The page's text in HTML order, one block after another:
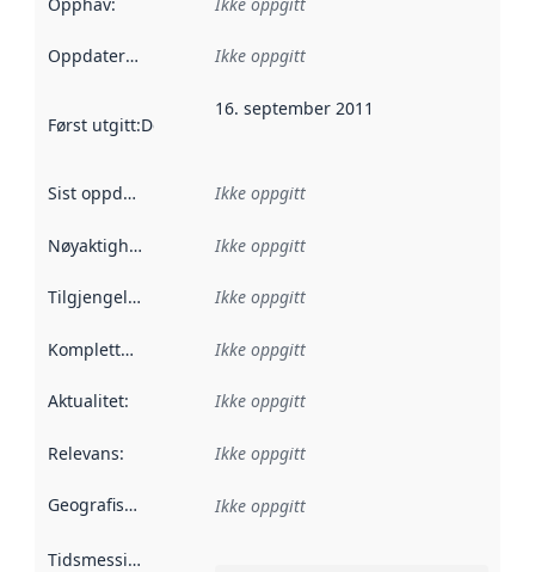
Oppdateringsfrekvens :
Ikke oppgitt
Først utgitt:Denne datoen sier når dataene i dette
16. september 2011
Sist oppdatert Ikke oppgitt
Nøyaktighet Ikke oppgitt
Tilgjengelighet Ikke oppgitt
Kompletthet Ikke oppgitt
Aktualitet: Ikke oppgitt
Relevans: Ikke oppgitt
Geografisk avgrensning :
Ikke oppgitt
Tidsmessig avgrensning